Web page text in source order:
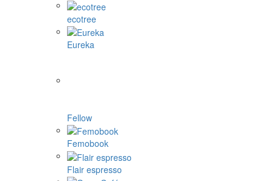
ecotree
Eureka
Fellow
Femobook
Flair espresso